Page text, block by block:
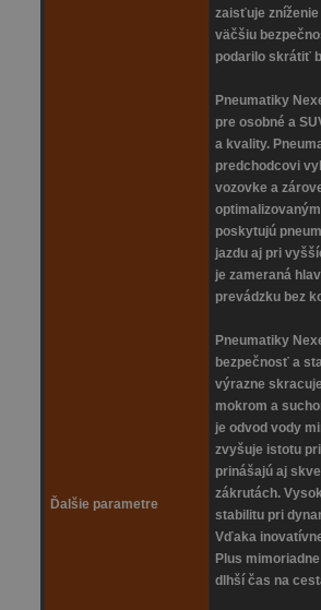
Ďalšie parametre
zaisťuje
väčšiu
podarilo skrátiť
Pneumatiky
pre osobné a
a kvality.
predchodcovi
vozovke a
poskytujú
jazdu aj pri
je zameraná
prevádzku bez
Pneumatiky
bezpečnosť a
výrazne
mokrom a
je odvod vody
zvyšuje istotu
prinášajú aj
zákrutách.
stabilitu pri
Vďaka
Plus
dlhší čas na